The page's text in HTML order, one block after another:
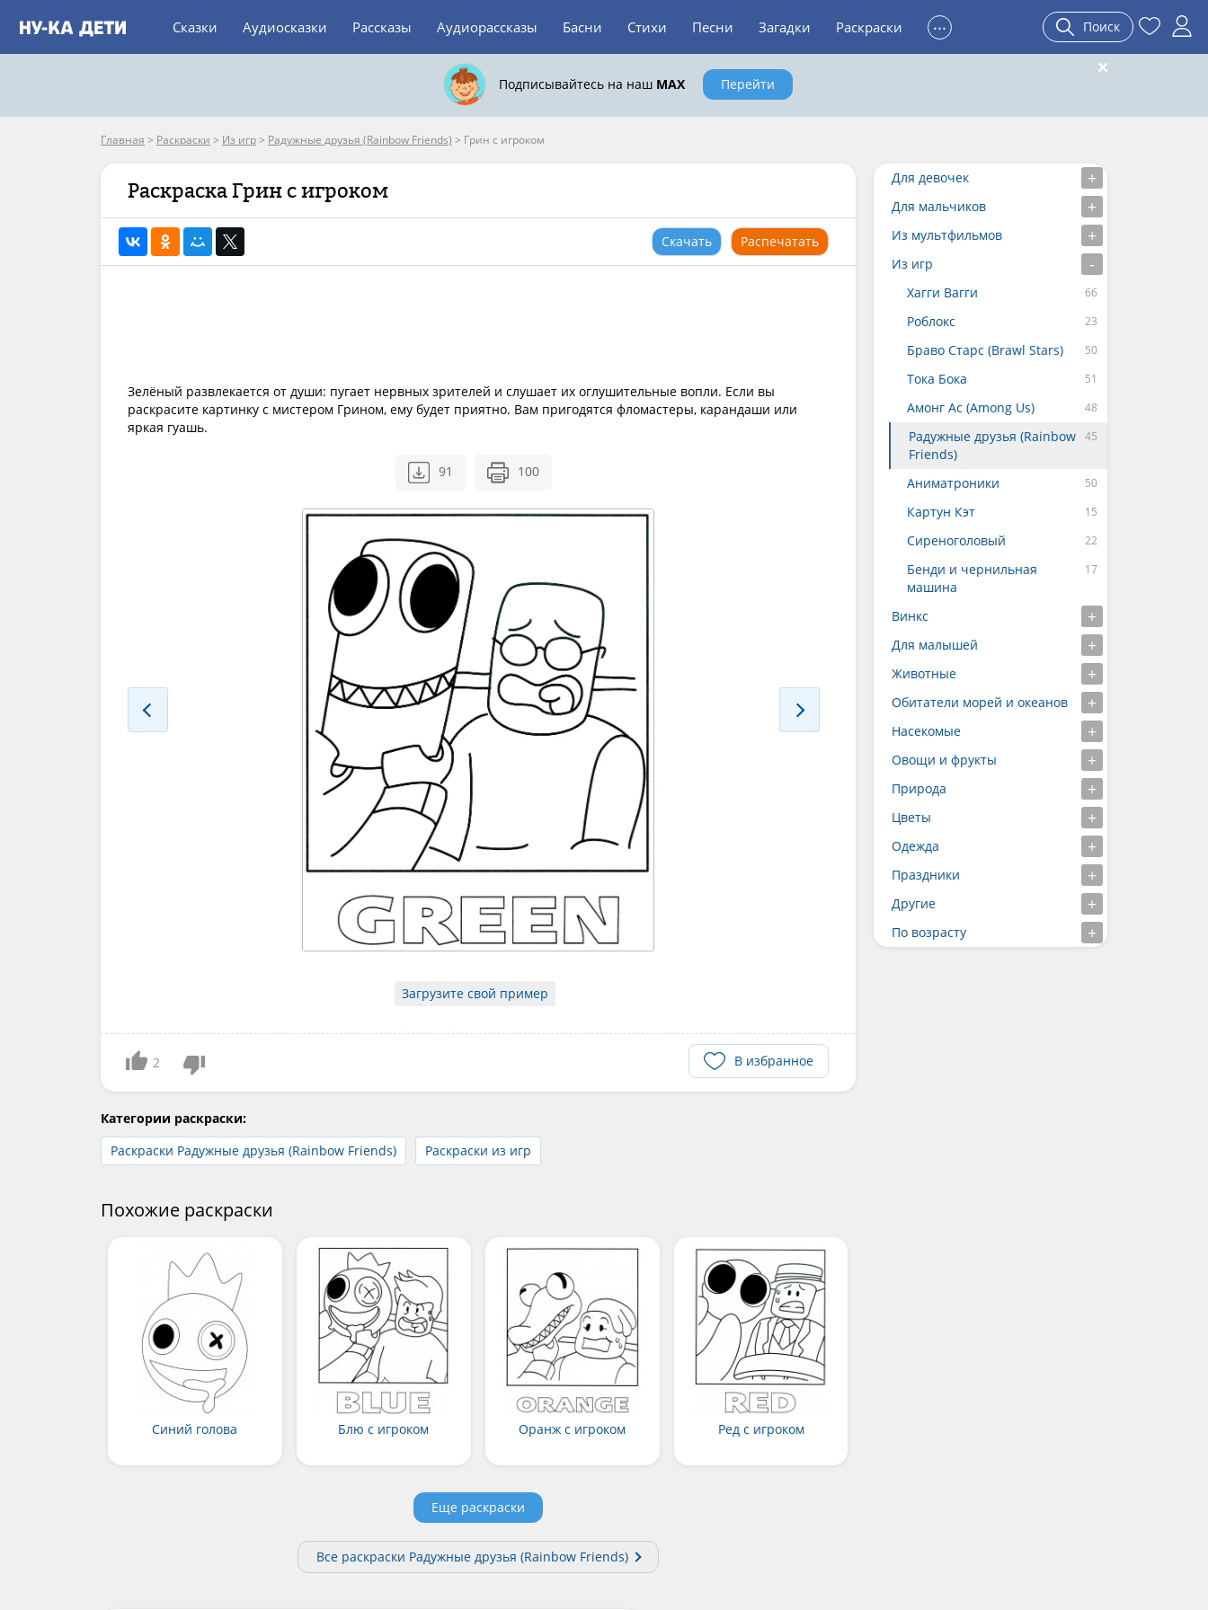
Сказки Аудиосказки Рассказы Аудиорассказы Басни Стихи Песни Загадки Раскраски ... Поиск
Подписывайтесь на наш MAX Перейти
Главная > Раскраски > Из игр> Радужные друзья (Rainbow Friends) > Грин с игроком
Раскраска Грин с игроком
Скачать Распечатать
Зелёный развлекается от души: пугает нервных зрителей и слушает их оглушительные вопли. Если вы
раскрасите картинку с мистером Грином, ему будет приятно. Вам пригодятся фломастеры, карандаши или
яркая гуашь.
91 100
Загрузите свой пример
2 В избранное
Категории раскраски:
Раскраски Радужные друзья (Rainbow Friends)
Раскраски из игр
Похожие раскраски
Синий голова Блю с игроком Оранж с игроком Ред с игроком
Еще раскраски
Все раскраски Радужные друзья (Rainbow Friends)
Для девочек
Для мальчиков
Из мультфильмов
Из игр
Хагги Вагги
Роблокс
Браво Старс (Brawl Stars)
Тока Бока
Амонг Ас (Among Us)
Радужные друзья (Rainbow
Friends)
Аниматроники
Картун Кэт
Сиреноголовый
Бенди и чернильная
машина
Винкс
Для малышей
Животные
Обитатели морей и океанов
Насекомые
Овощи и фрукты
Природа
Цветы
Одежда
Праздники
Другие
По возрасту